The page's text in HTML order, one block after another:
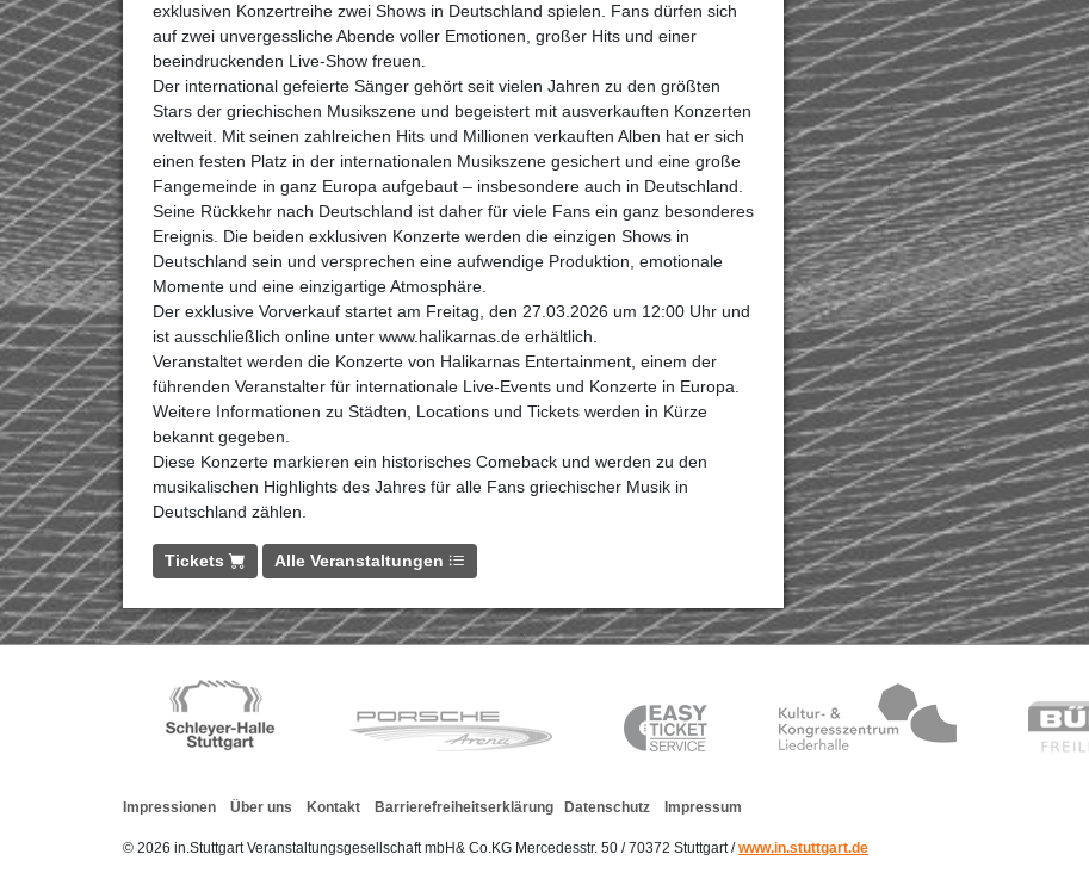
exklusiven Konzertreihe zwei Shows in Deutschland spielen. Fans dürfen sich
auf zwei unvergessliche Abende voller Emotionen, großer Hits und einer
beeindruckenden Live-Show freuen.
Der international gefeierte Sänger gehört seit vielen Jahren zu den größten
Stars der griechischen Musikszene und begeistert mit ausverkauften Konzerten
weltweit. Mit seinen zahlreichen Hits und Millionen verkauften Alben hat er sich
einen festen Platz in der internationalen Musikszene gesichert und eine große
Fangemeinde in ganz Europa aufgebaut – insbesondere auch in Deutschland.
Seine Rückkehr nach Deutschland ist daher für viele Fans ein ganz besonderes
Ereignis. Die beiden exklusiven Konzerte werden die einzigen Shows in
Deutschland sein und versprechen eine aufwendige Produktion, emotionale
Momente und eine einzigartige Atmosphäre.
Der exklusive Vorverkauf startet am Freitag, den 27.03.2026 um 12:00 Uhr und
ist ausschließlich online unter www.halikarnas.de erhältlich.
Veranstaltet werden die Konzerte von Halikarnas Entertainment, einem der
führenden Veranstalter für internationale Live-Events und Konzerte in Europa.
Weitere Informationen zu Städten, Locations und Tickets werden in Kürze
bekannt gegeben.
Diese Konzerte markieren ein historisches Comeback und werden zu den
musikalischen Highlights des Jahres für alle Fans griechischer Musik in
Deutschland zählen.
Tickets Alle Veranstaltungen
Impressionen Über uns Kontakt Barrierefreiheitserklärung Datenschutz Impressum
© 2026 in.StuttgartVeranstaltungsgesellschaft mbH& Co.KG Mercedesstr. 50 / 70372 Stuttgart /www.in.stuttgart.de